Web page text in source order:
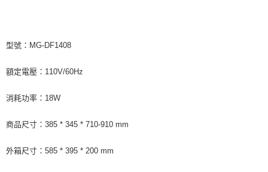
型號：MG-DF1408
額定電壓：110V/60Hz
消耗功率：18W
商品尺寸：385 * 345 * 710-910 mm
外箱尺寸：585 * 395 * 200 mm